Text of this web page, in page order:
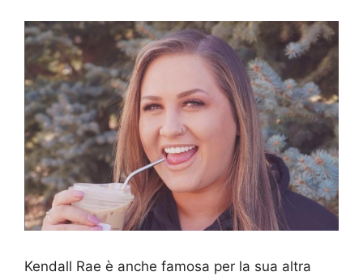
Kendall Rae è anche famosa per la sua altra